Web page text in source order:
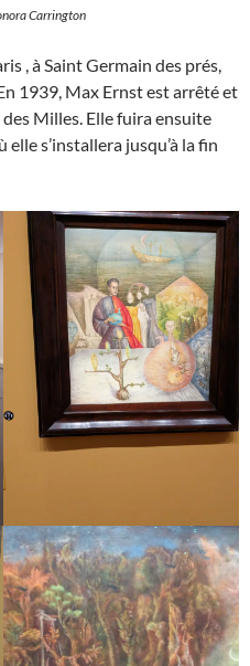
Carrington
, à Saint Germain des prés,
1939, Max Ernst est arrêté et
Milles. Elle fuira ensuite
s’installera jusqu’à la fin